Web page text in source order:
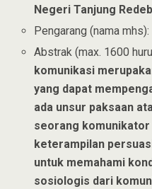
Negeri Tanjung
Pengarang (nama mhs):
Abstrak (max. 1600
komunikasi
yang dapat
ada unsur paksaan
seorang komunikator
keterampilan
untuk memahami
sosiologis dari